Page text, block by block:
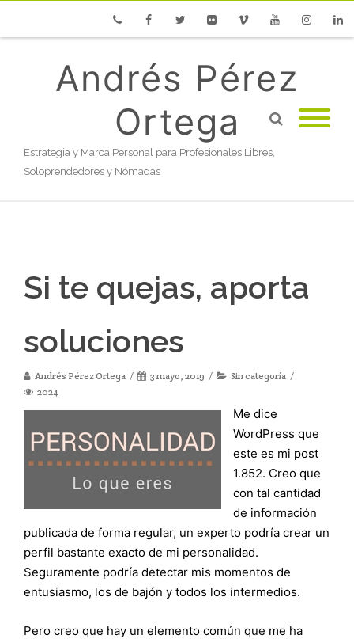
Andrés Pérez
Ortega
Estrategia y Marca Personal para Profesionales Libres,
Soloprendedores y Nómadas
Si te quejas, aporta
soluciones
Andrés Pérez Ortega 3 mayo, 2019
Sin categoría
2024
Me dice
WordPress que
este es mi post
1.852. Creo que
con tal cantidad
de información
publicada de forma regular, un experto podría crear un
perfil bastante exacto de mi personalidad.
Seguramente podría detectar mis momentos de
entusiasmo, los de bajón y todos los intermedios.
Pero creo que hay un elemento común que me ha